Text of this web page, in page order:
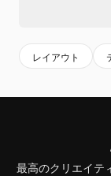
レイアウト
最高のクリエイテ